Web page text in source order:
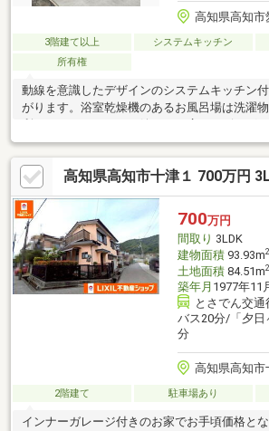
高知県高知市
3階建て以上 システムキッチン
所有権
動線を意識したデザインのシステムキッチン
がります。浴室乾燥機のあるお風呂場は洗濯物
利です。ファミリーも嬉しい。広々リビングの
家。モニターから顔が見えるTVインターホン
を気にする必要のない追焚機能のある浴室で
きで、毎日のお風呂で節約できます。98.52平
ペースも十分。
高知県高知市十津１ 700万円
700万円
間取り 3LDK
建物面積93.93m2
土地面積84.51m2
築年月 1977年11
とさでん交
バス20分/「夕日
分
高知県高知市
2階建て 駐車場あり
インナーガレージ付きのお家でお手頃価格と